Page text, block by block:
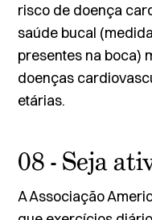
risco de doença
saúde bucal
presentes na boca)
doenças
etárias.
08 - Seja
A Associação